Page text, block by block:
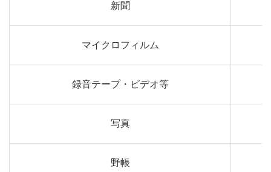
新聞
マイクロフィルム
録音テープ・ビデオ等
写真
野帳